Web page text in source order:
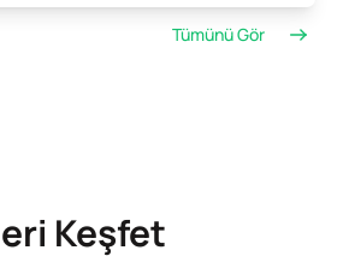
Tümünü Gör
Keşfet